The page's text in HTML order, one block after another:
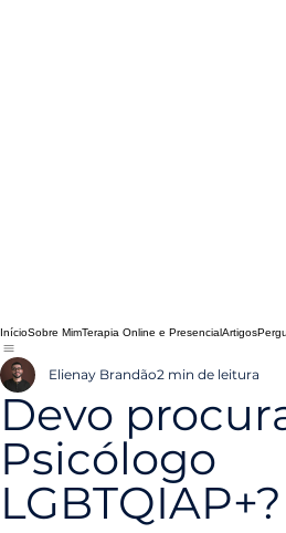
Início Sobre MimTerapia Online e PresencialArtigos
Devo
Psicólogo
Elienay Brandão 2 min de leitura